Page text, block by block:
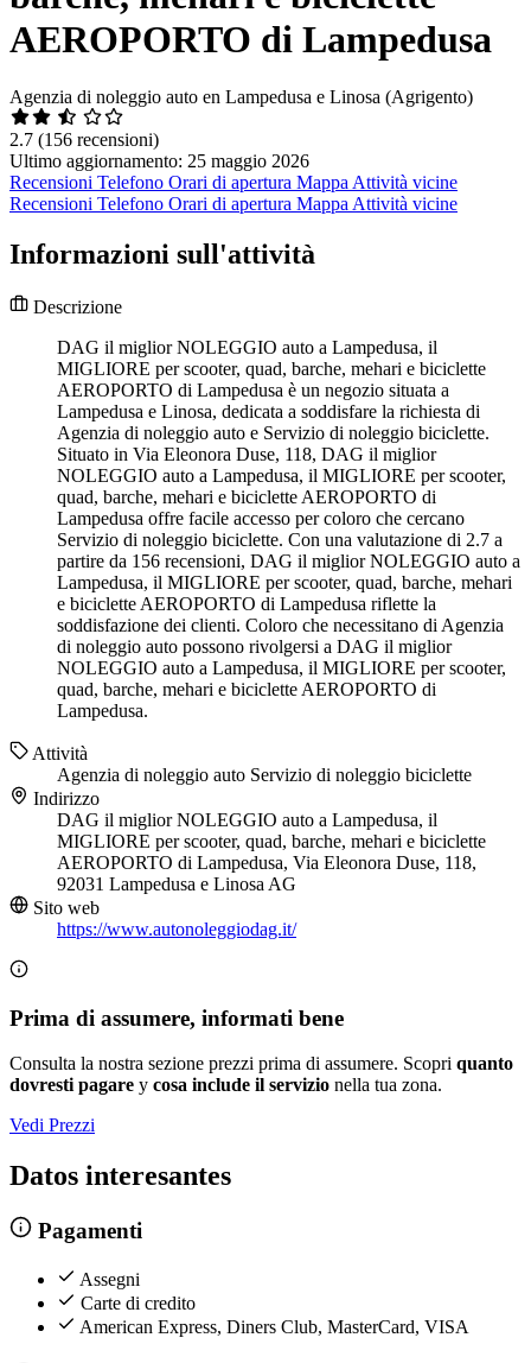
AEROPORTO di Lampedusa
Agenzia di noleggio auto en Lampedusa e Linosa (Agrigento)
2.7 (156 recensioni)
Ultimo aggiornamento: 25 maggio 2026
Recensioni Telefono Orari di apertura Mappa Attività vicine
Recensioni Telefono Orari di apertura Mappa Attività vicine
Informazioni sull'attività
Descrizione
DAG il miglior NOLEGGIO auto a Lampedusa, il
MIGLIORE per scooter, quad, barche, mehari e biciclette
AEROPORTO di Lampedusa è un negozio situata a
Lampedusa e Linosa, dedicata a soddisfare la richiesta di
Agenzia di noleggio auto e Servizio di noleggio biciclette.
Situato in Via Eleonora Duse, 118, DAG il miglior
NOLEGGIO auto a Lampedusa, il MIGLIORE per scooter,
quad, barche, mehari e biciclette AEROPORTO di
Lampedusa offre facile accesso per coloro che cercano
Servizio di noleggio biciclette. Con una valutazione di 2.7 a
partire da 156 recensioni, DAG il miglior NOLEGGIO auto a
Lampedusa, il MIGLIORE per scooter, quad, barche, mehari
e biciclette AEROPORTO di Lampedusa riflette la
soddisfazione dei clienti. Coloro che necessitano di Agenzia
di noleggio auto possono rivolgersi a DAG il miglior
NOLEGGIO auto a Lampedusa, il MIGLIORE per scooter,
quad, barche, mehari e biciclette AEROPORTO di
Lampedusa.
Attività
Agenzia di noleggio auto Servizio di noleggio biciclette
Indirizzo
DAG il miglior NOLEGGIO auto a Lampedusa, il
MIGLIORE per scooter, quad, barche, mehari e biciclette
AEROPORTO di Lampedusa, Via Eleonora Duse, 118,
92031 Lampedusa e Linosa AG
Sito web
https://www.autonoleggiodag.it/
Prima di assumere, informati bene
Consulta la nostra sezione prezzi prima di assumere. Scopri quanto
dovresti pagare y cosa include il servizio nella tua zona.
Vedi Prezzi
Datos interesantes
Pagamenti
Assegni
Carte di credito
American Express, Diners Club, MasterCard, VISA